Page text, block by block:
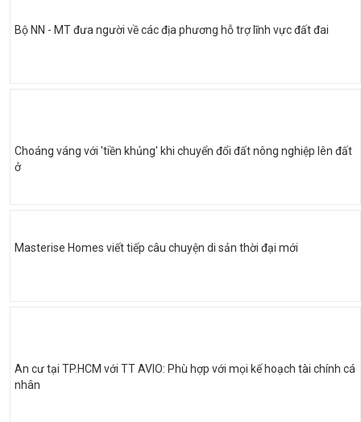
Bộ NN - MT đưa người về các địa phương hỗ trợ lĩnh vực đất đai
Choáng váng với 'tiền khủng' khi chuyển đổi đất nông nghiệp lên đất
ở
Masterise Homes viết tiếp câu chuyện di sản thời đại mới
An cư tại TP.HCM với TT AVIO: Phù hợp với mọi kế hoạch tài chính cá
nhân